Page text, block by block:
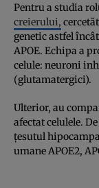
Pentru a studia
creierului,
genetic astfel
APOE. Echipa a
celule: neuroni
(glutamatergici).
Ulterior, au
afectat celulele.
țesutul
umane APOE2,